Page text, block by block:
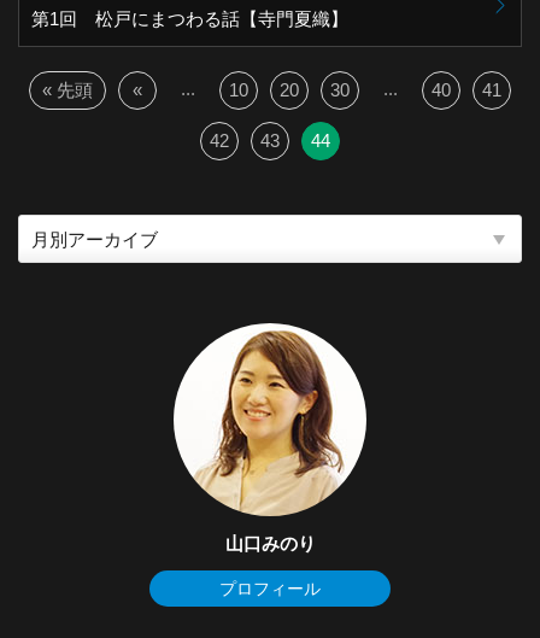
第1回 松戸にまつわる話【寺門夏織】
« 先頭 « ... 10 20 30 ... 40 41
42 43 44
山口みのり
プロフィール